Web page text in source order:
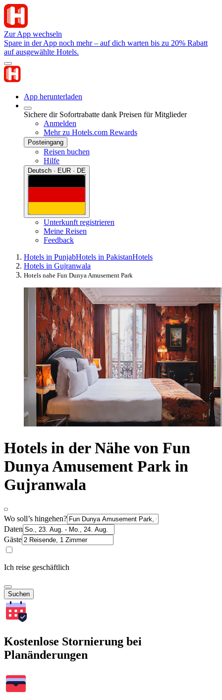
Zur App wechseln
Spare in der App noch mehr – auf dich warten bis zu 20% Rabatt
auf ausgewählte Hotels.
App herunterladen
Sichere dir Sofortrabatte dank Preisen für Mitglieder
Anmelden
Mehr zu Hotels.com Rewards
Posteingang
Reisen buchen
Hilfe
Deutsch · EUR · DE
Unterkunft registrieren
Meine Reisen
Feedback
Hotels in PunjabHotels in PakistanHotels
Hotels in Gujranwala
Hotels nahe Fun Dunya Amusement Park
Hotels in der Nähe von Fun
Dunya Amusement Park in
Gujranwala
Wo soll’s hingehen?
Daten
Gäste
Ich reise geschäftlich
Suchen
Kostenlose Stornierung bei
Planänderungen